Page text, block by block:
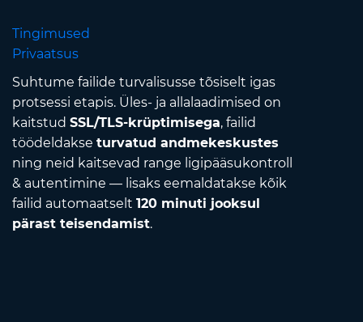
Tingimused
Privaatsus
Suhtume failide turvalisusse tõsiselt igas
protsessi etapis. Üles- ja allalaadimised on
kaitstud SSL/TLS-krüptimisega, failid
töödeldakse turvatud andmekeskustes
ning neid kaitsevad range ligipääsukontroll
& autentimine — lisaks eemaldatakse kõik
failid automaatselt 120 minuti jooksul
pärast teisendamist.